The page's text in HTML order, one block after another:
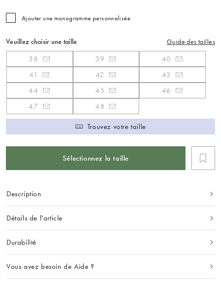
Ajouter une monogramme personnalisée
Veuillez choisir une taille Guide des tailles
38 39
40
41
42
43
44
45
46
47
48
Trouvez votre taille
Sélectionnez la taille
Description
Détails de l'article
Durabilité
Vous avez besoin de Aide ?